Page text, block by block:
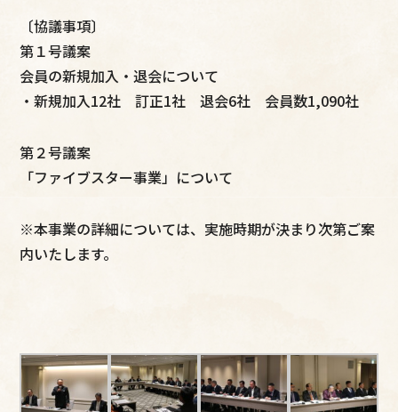
〔協議事項〕
第１号議案
会員の新規加入・退会について
・新規加入12社 訂正1社 退会6社 会員数1,090社
第２号議案
「ファイブスター事業」について
※本事業の詳細については、実施時期が決まり次第ご案
内いたします。